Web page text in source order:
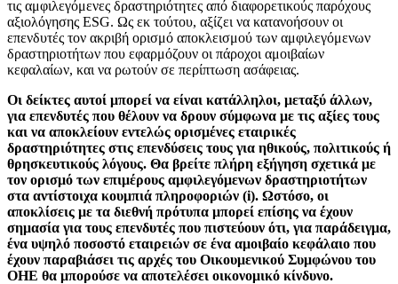
τις αμφιλεγόμενες δραστηριότητες από διαφορετικούς παρόχους
αξιολόγησης ESG. Ως εκ τούτου, αξίζει να κατανοήσουν οι
επενδυτές τον ακριβή ορισμό αποκλεισμού των αμφιλεγόμενων
δραστηριοτήτων που εφαρμόζουν οι πάροχοι αμοιβαίων
κεφαλαίων, και να ρωτούν σε περίπτωση ασάφειας.
Οι δείκτες αυτοί μπορεί να είναι κατάλληλοι, μεταξύ άλλων,
για επενδυτές που θέλουν να δρουν σύμφωνα με τις αξίες τους
και να αποκλείουν εντελώς ορισμένες εταιρικές
δραστηριότητες στις επενδύσεις τους για ηθικούς, πολιτικούς ή
θρησκευτικούς λόγους. Θα βρείτε πλήρη εξήγηση σχετικά με
τον ορισμό των επιμέρους αμφιλεγόμενων δραστηριοτήτων
στα αντίστοιχα κουμπιά πληροφοριών (i). Ωστόσο, οι
αποκλίσεις με τα διεθνή πρότυπα μπορεί επίσης να έχουν
σημασία για τους επενδυτές που πιστεύουν ότι, για παράδειγμα,
ένα υψηλό ποσοστό εταιρειών σε ένα αμοιβαίο κεφάλαιο που
έχουν παραβιάσει τις αρχές του Οικουμενικού Συμφώνου του
ΟΗΕ θα μπορούσε να αποτελέσει οικονομικό κίνδυνο.